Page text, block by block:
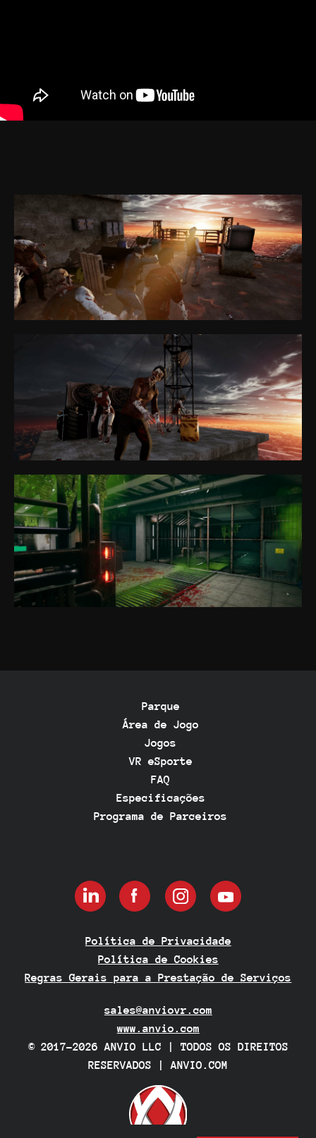
sales@anviovr.com
www.anvio.com
© 2017-2026 ANVIO LLC | TODOS OS DIREITOS
RESERVADOS | ANVIO.COM
Política de Privacidade
Política de Cookies
Regras Gerais para a Prestação de Serviços
Parque
Área de Jogo
Jogos
VR eSporte
FAQ
Especificações
Programa de Parceiros